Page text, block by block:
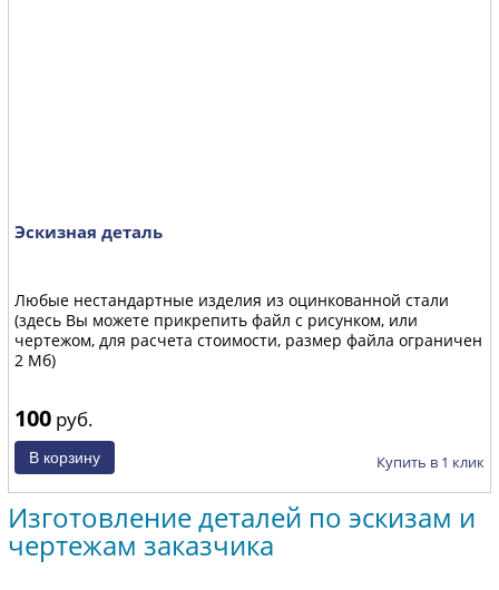
Эскизная деталь
Любые нестандартные изделия из оцинкованной стали
(здесь Вы можете прикрепить файл с рисунком, или
чертежом, для расчета стоимости, размер файла ограничен
2 Мб)
100 руб.
Купить в 1 клик
Изготовление деталей по эскизам и
чертежам заказчика